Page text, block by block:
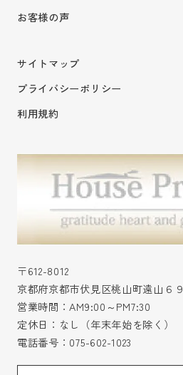
お客様の声
サイトマップ
プライバシーポリシー
利用規約
〒612-8012
京都府京都市伏見区桃山町遠山６９
営業時間：AM9:00～PM7:30
定休日：なし（年末年始を除く）
電話番号： 075-602-1023